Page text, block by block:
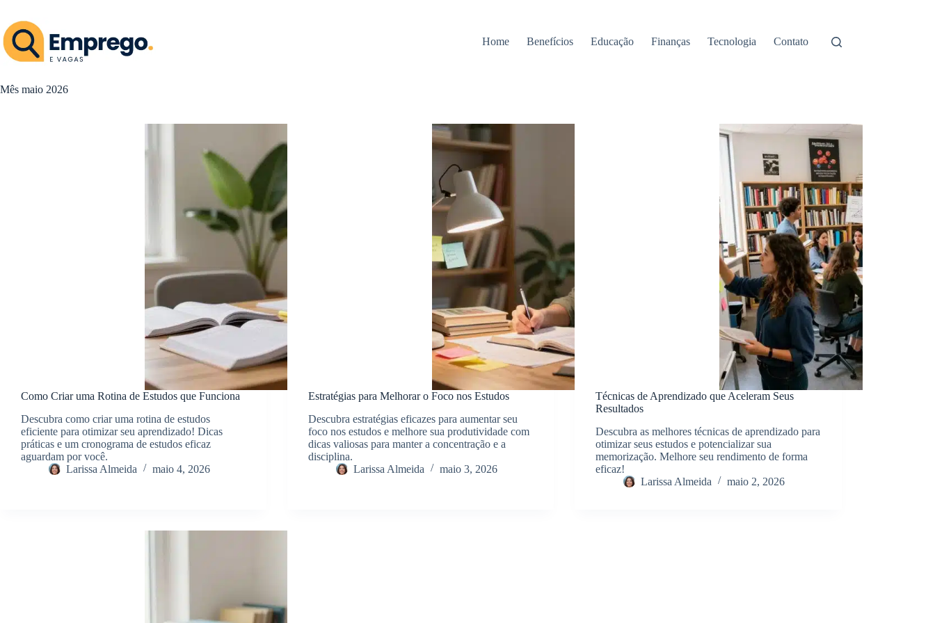
o
conteúdo
Home Benefícios Educação Finanças Tecnologia Contato
Mês maio 2026
Como Criar uma Rotina de Estudos que Funciona
Descubra como criar uma rotina de estudos
eficiente para otimizar seu aprendizado! Dicas
práticas e um cronograma de estudos eficaz
aguardam por você.
Larissa Almeida
maio 4, 2026
Estratégias para Melhorar o Foco nos Estudos
Descubra estratégias eficazes para aumentar seu
foco nos estudos e melhore sua produtividade com
dicas valiosas para manter a concentração e a
disciplina.
Larissa Almeida
maio 3, 2026
Técnicas de Aprendizado que Aceleram Seus
Resultados
Descubra as melhores técnicas de aprendizado para
otimizar seus estudos e potencializar sua
memorização. Melhore seu rendimento de forma
eficaz!
Larissa Almeida
maio 2, 2026